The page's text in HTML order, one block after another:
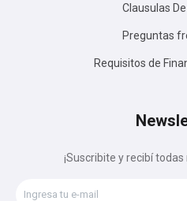
Clausulas
Preguntas
Requisitos de
¡Suscribite y recibí